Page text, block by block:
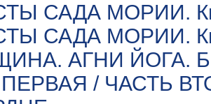
САДА МОРИИ.
САДА МОРИИ.
АГНИ ЙОГА.
/ ЧАСТЬ